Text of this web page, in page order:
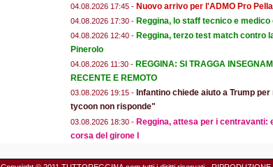
04.08.2026 17:45 - Nuovo arrivo per l'ADMO Pro
04.08.2026 17:30 - Reggina, lo staff tecnico e
04.08.2026 12:40 - Reggina, terzo test match contro
Pinerolo
04.08.2026 11:30 - REGGINA: SI TRAGGA
RECENTE E REMOTO
03.08.2026 19:15 - Infantino chiede aiuto a Trump
tycoon non risponde"
03.08.2026 18:30 - Reggina, attesa per i centravanti:
corsa del girone I